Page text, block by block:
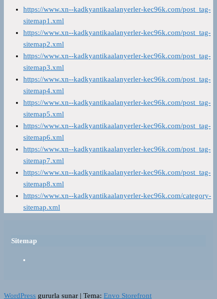
https://www.xn--kadkyantikaalanyerler-kec96k.com/post_tag-
sitemap1.xml
https://www.xn--kadkyantikaalanyerler-kec96k.com/post_tag-
sitemap2.xml
https://www.xn--kadkyantikaalanyerler-kec96k.com/post_tag-
sitemap3.xml
https://www.xn--kadkyantikaalanyerler-kec96k.com/post_tag-
sitemap4.xml
https://www.xn--kadkyantikaalanyerler-kec96k.com/post_tag-
sitemap5.xml
https://www.xn--kadkyantikaalanyerler-kec96k.com/post_tag-
sitemap6.xml
https://www.xn--kadkyantikaalanyerler-kec96k.com/post_tag-
sitemap7.xml
https://www.xn--kadkyantikaalanyerler-kec96k.com/post_tag-
sitemap8.xml
https://www.xn--kadkyantikaalanyerler-kec96k.com/category-
sitemap.xml
Sitemap
WordPress gururla sunar | Tema: Envo Storefront